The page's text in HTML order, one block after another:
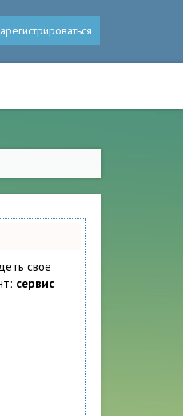
свое
сервис